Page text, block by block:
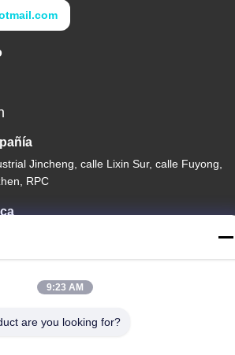
Jincheng, calle Lixin Sur, calle Fuyong,
RPC
Rd, Qiaotou, Fuyong, distrito de
9:23 AM
are you looking for?